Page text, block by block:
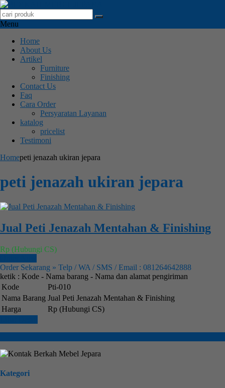
Menu
Home
About Us
Artikel
Furniture
Finishing
Contact Us
Faq
Cara Order
Persyaratan Layanan
katalog
pricelist
Testimoni
Homepeti jenazah ukiran jepara
peti jenazah ukiran jepara
Jual Peti Jenazah Mentahan & Finishing
Rp (Hubungi CS)
Order Sekarang » Telp / WA / SMS / Email : 081264642888
ketik : Kode - Nama barang - Nama dan alamat pengiriman
Kode
Pti-010
Nama Barang Jual Peti Jenazah Mentahan & Finishing
Harga
Rp (Hubungi CS)
Kategori